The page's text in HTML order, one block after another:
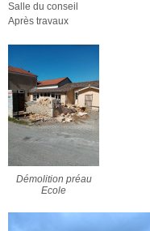
Salle du conseil
Après travaux
Démolition préau
Ecole